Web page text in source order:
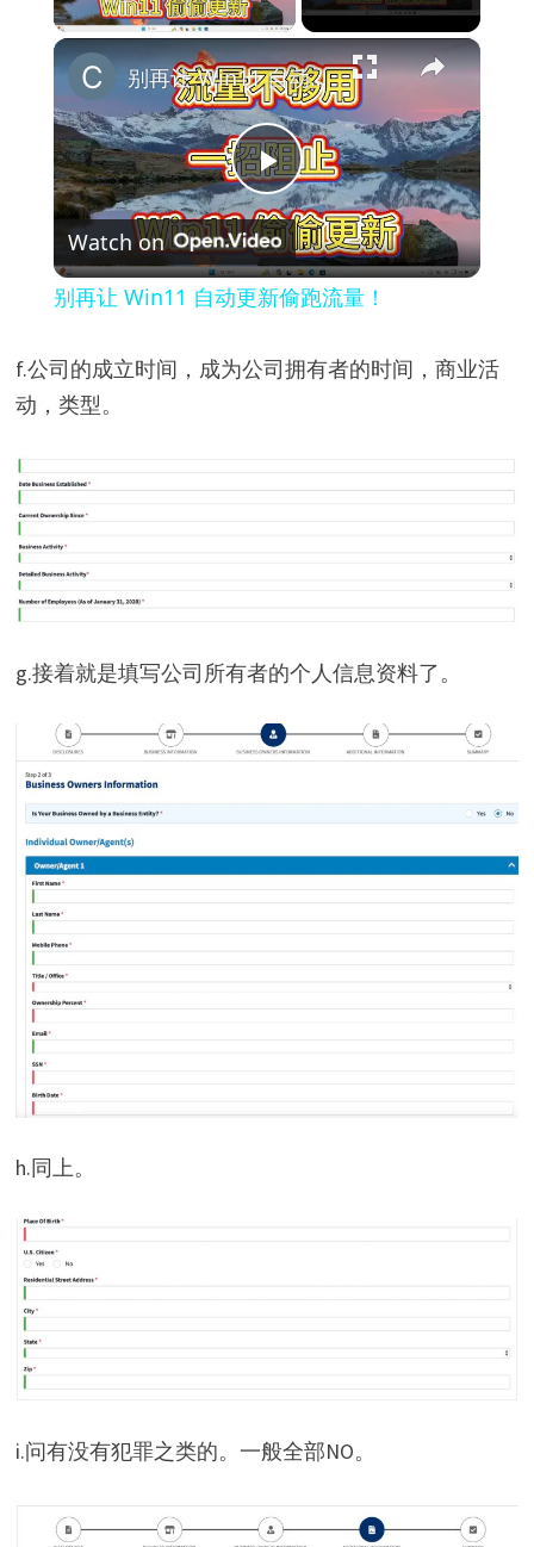
×
P
l
V
e
o
别再让 Win11 自动更新偷跑流量！
Watch on
别再让 Win11 自动更新偷跑流量！
f.公司的成立时间，成为公司拥有者的时间，商业活
动，类型。
g.接着就是填写公司所有者的个人信息资料了。
h.同上。
i.问有没有犯罪之类的。一般全部NO。